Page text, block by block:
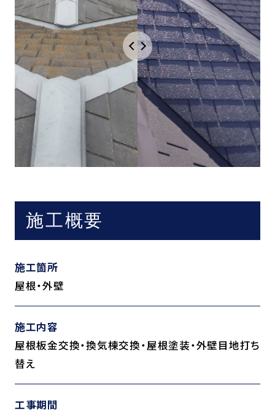
施工概要
施工箇所
屋根・外壁
施工内容
屋根板金交換・換気棟交換・屋根塗装・外壁目地打ち
替え
工事期間